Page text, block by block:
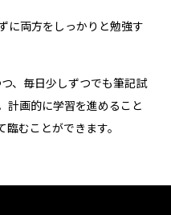
に両方をしっかりと勉強す
、毎日少しずつでも筆記試
計画的に学習を進めること
むことができます。